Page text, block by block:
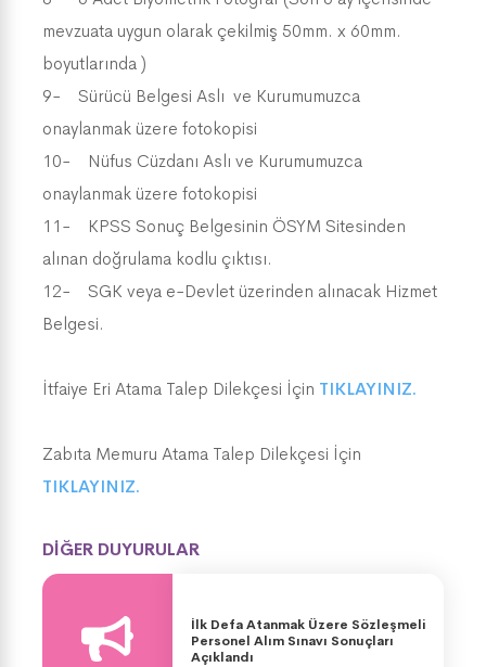
mevzuata uygun olarak çekilmiş 50mm. x 60mm.
boyutlarında )
9- Sürücü Belgesi Aslı ve Kurumumuzca
onaylanmak üzere fotokopisi
10- Nüfus Cüzdanı Aslı ve Kurumumuzca
onaylanmak üzere fotokopisi
11- KPSS Sonuç Belgesinin ÖSYM Sitesinden
alınan doğrulama kodlu çıktısı.
12- SGK veya e-Devlet üzerinden alınacak Hizmet
Belgesi.
İtfaiye Eri Atama Talep Dilekçesi İçin TIKLAYINIZ.
Zabıta Memuru Atama Talep Dilekçesi İçin
TIKLAYINIZ.
DİĞER DUYURULAR
İlk Defa Atanmak Üzere Sözleşmeli
Personel Alım Sınavı Sonuçları
Açıklandı